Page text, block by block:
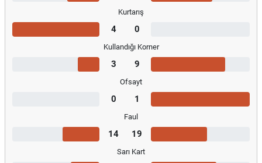
Kurtarış
4 0
Kullandığı Korner
3 9
Ofsayt
0 1
Faul
14 19
Sarı Kart